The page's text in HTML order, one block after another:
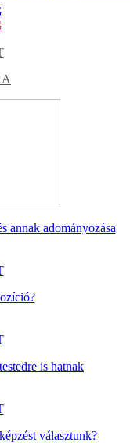
annak adományozása
is hatnak
választunk?